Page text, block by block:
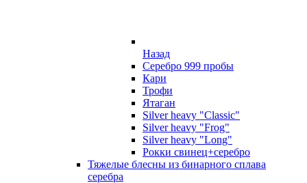
Назад
Серебро 999 пробы
Кари
Трофи
Ятаган
Silver heavy "Classic"
Silver heavy "Frog"
Silver heavy "Long"
Рокки свинец+серебро
Тяжелые блесны из бинарного сплава
серебра